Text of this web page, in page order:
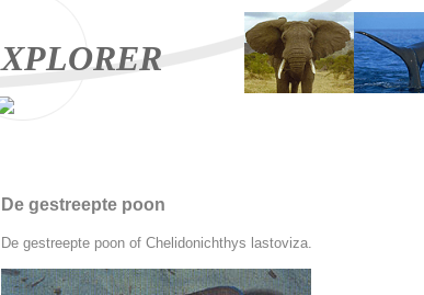
XPLORER
De gestreepte poon
De gestreepte poon of Chelidonichthys lastoviza.